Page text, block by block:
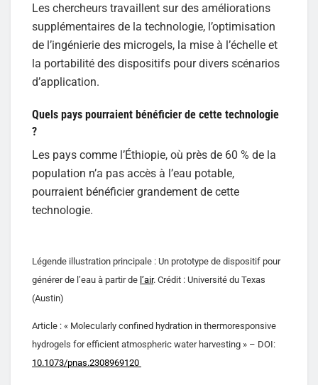
Les chercheurs travaillent sur des améliorations
supplémentaires de la technologie, l’optimisation
de l’ingénierie des microgels, la mise à l’échelle et
la portabilité des dispositifs pour divers scénarios
d’application.
Quels pays pourraient bénéficier de cette technologie
?
Les pays comme l’Éthiopie, où près de 60 % de la
population n’a pas accès à l’eau potable,
pourraient bénéficier grandement de cette
technologie.
Légende illustration principale : Un prototype de dispositif pour
générer de l’eau à partir de l’air. Crédit : Université du Texas
(Austin)
Article : « Molecularly confined hydration in thermoresponsive
hydrogels for efficient atmospheric water harvesting » – DOI:
10.1073/pnas.2308969120